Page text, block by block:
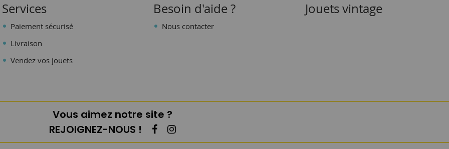
Services
Paiement sécurisé
Livraison
Vendez vos jouets
Besoin d'aide ?
Nous contacter
Jouets vintage
Vous aimez notre site ?
REJOIGNEZ-NOUS !